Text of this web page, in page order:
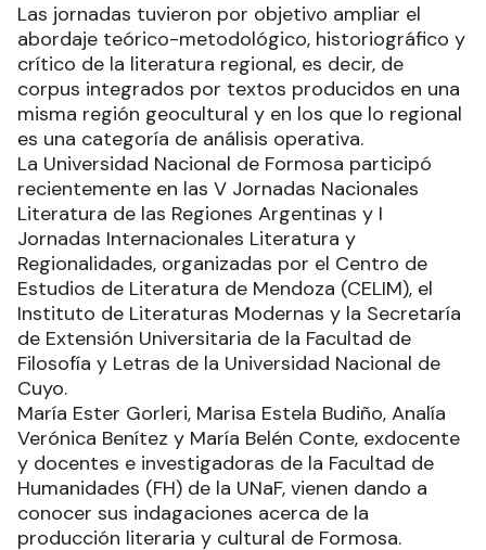
Las jornadas tuvieron por objetivo ampliar el
abordaje teórico-metodológico, historiográfico y
crítico de la literatura regional, es decir, de
corpus integrados por textos producidos en una
misma región geocultural y en los que lo regional
es una categoría de análisis operativa.
La Universidad Nacional de Formosa participó
recientemente en las V Jornadas Nacionales
Literatura de las Regiones Argentinas y I
Jornadas Internacionales Literatura y
Regionalidades, organizadas por el Centro de
Estudios de Literatura de Mendoza (CELIM), el
Instituto de Literaturas Modernas y la Secretaría
de Extensión Universitaria de la Facultad de
Filosofía y Letras de la Universidad Nacional de
Cuyo.
María Ester Gorleri, Marisa Estela Budiño, Analía
Verónica Benítez y María Belén Conte, exdocente
y docentes e investigadoras de la Facultad de
Humanidades (FH) de la UNaF, vienen dando a
conocer sus indagaciones acerca de la
producción literaria y cultural de Formosa.